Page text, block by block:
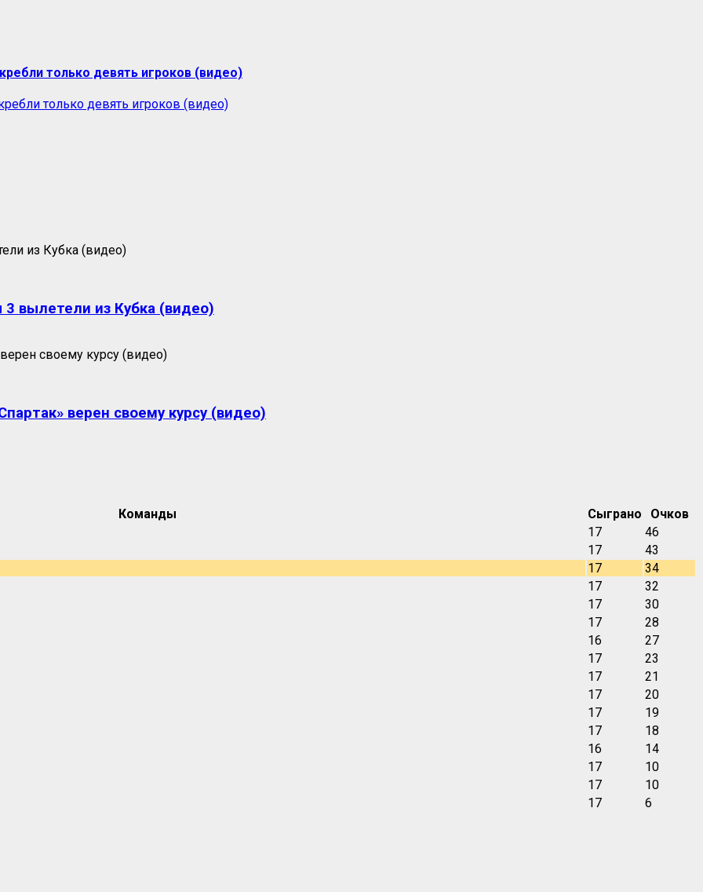
только девять игроков (видео)
вылетели из Кубка (видео)
верен своему курсу (видео)
Команды Сыграно
Очков
17
46
17
43
17
34
17
32
17
30
17
28
16
27
17
23
17
21
17
20
17
19
17
18
16
14
17
10
17
10
17 6